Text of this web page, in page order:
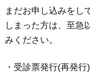
まだお申し込みをし
しまった方は、至急
みください。
・受診票発行(再発